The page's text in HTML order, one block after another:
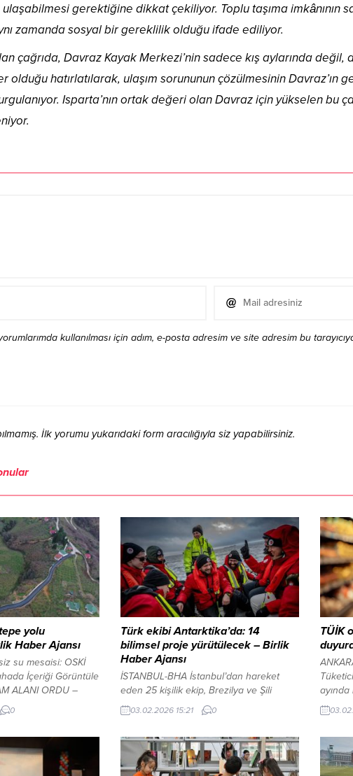
gerektiğine dikkat çekiliyor. Toplu taşıma imkânının
zamanda sosyal bir gereklilik olduğu ifade ediliyor.
çağrıda, Davraz Kayak Merkezi’nin sadece kış aylarında
olduğu hatırlatılarak, ulaşım sorununun çözülmesinin Davraz’ın
Isparta’nın ortak değeri olan Davraz için yükselen bu
kullanılması için adım, e-posta adresim ve site adresim bu
İlk yorumu yukarıdaki form aracılığıyla siz yapabilirsiniz.
yolu
Haber Ajansı
su mesaisi: OSKİ
İçeriği Görüntüle
ALANI ORDU –
Muhtarı
Boztepe Mahallesi
büyük mutluluk
şöyle konuştular:
0
Türk ekibi Antarktika’da: 14
bilimsel proje yürütülecek – Birlik
Haber Ajansı
İSTANBUL-BHA İstanbul’dan hareket
eden 25 kişilik ekip, Brezilya ve Şili
üzerinden yaklaşık 14 bin kilometrelik
rota izledi. Beş gün süren yolculuk
ekip, Antarktika şartlarına uyum sürecine
de ilk adımı attı. Uçuşlar sis nedeniyle
03.02.2026 15:21 0
TÜİK
artış